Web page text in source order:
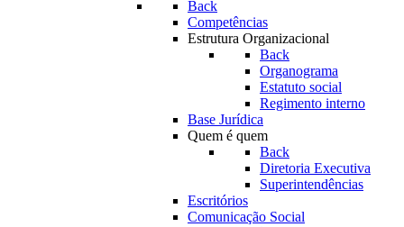
Back
Competências
Estrutura Organizacional
Back
Organograma
Estatuto social
Regimento interno
Base Jurídica
Quem é quem
Back
Diretoria Executiva
Superintendências
Escritórios
Comunicação Social